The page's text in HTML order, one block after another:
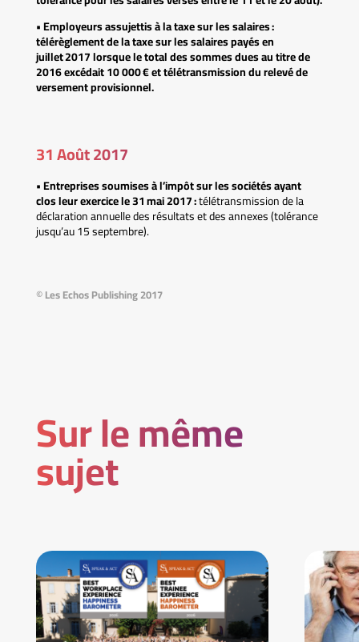
• Employeurs assujettis à la taxe sur les salaires :
télérèglement de la taxe sur les salaires payés en
juillet 2017 lorsque le total des sommes dues au titre de
2016 excédait 10 000 € et télétransmission du relevé de
versement provisionnel.
31 Août 2017
• Entreprises soumises à l’impôt sur les sociétés ayant
clos leur exercice le 31 mai 2017 :télétransmission de la
déclaration annuelle des résultats et des annexes (tolérance
jusqu’au 15 septembre).
© Les Echos Publishing 2017
Sur le même
sujet